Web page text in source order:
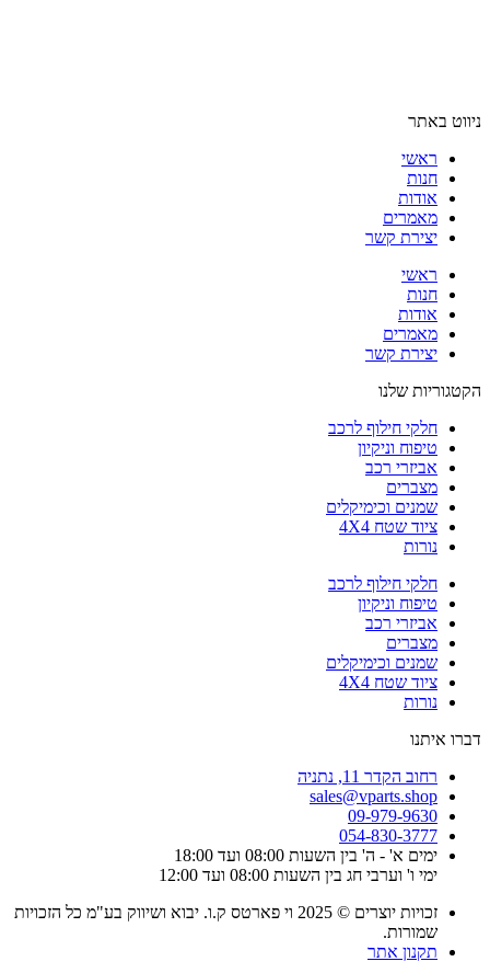
ניווט באתר
ראשי
חנות
אודות
מאמרים
יצירת קשר
ראשי
חנות
אודות
מאמרים
יצירת קשר
הקטגוריות שלנו
חלקי חילוף לרכב
טיפוח וניקיון
אביזרי רכב
מצברים
שמנים וכימיקלים
ציוד שטח 4X4
נורות
חלקי חילוף לרכב
טיפוח וניקיון
אביזרי רכב
מצברים
שמנים וכימיקלים
ציוד שטח 4X4
נורות
דברו איתנו
רחוב הקדר 11, נתניה
sales@vparts.shop
09-979-9630
054-830-3777
ימים א' - ה' בין השעות 08:00 ועד 18:00
ימי ו' וערבי חג בין השעות 08:00 ועד 12:00
זכויות יוצרים © 2025 וי פארטס ק.ו. יבוא ושיווק בע"מ כל הזכויות
שמורות.
תקנון אתר